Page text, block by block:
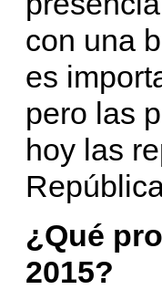
con una
es
pero las
hoy las
¿Qué
2015?